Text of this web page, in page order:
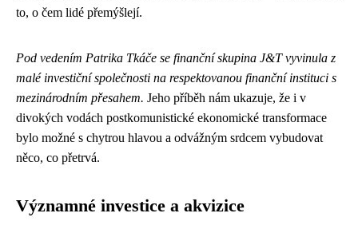
to, o čem lidé přemýšlejí.
Pod vedením Patrika Tkáče se finanční skupina J&T vyvinula z
malé investiční společnosti na respektovanou finanční instituci s
mezinárodním přesahem. Jeho příběh nám ukazuje, že i v
divokých vodách postkomunistické ekonomické transformace
bylo možné s chytrou hlavou a odvážným srdcem vybudovat
něco, co přetrvá.
Významné investice a akvizice